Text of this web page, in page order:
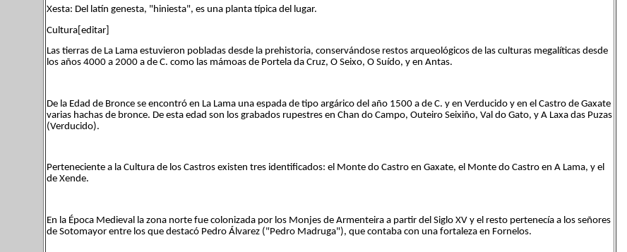
Xesta: Del latín genesta, "hiniesta", es una planta típica del lugar.
Cultura[editar]
Las tierras de La Lama estuvieron pobladas desde la prehistoria, conservándose restos arqueológicos de las culturas megalíticas desde
los años 4000 a 2000 a de C. como las mámoas de Portela da Cruz, O Seixo, O Suído, y en Antas.
De la Edad de Bronce se encontró en La Lama una espada de tipo argárico del año 1500 a de C. y en Verducido y en el Castro de Gaxate
varias hachas de bronce. De esta edad son los grabados rupestres en Chan do Campo, Outeiro Seixiño, Val do Gato, y A Laxa das Puzas
(Verducido).
Perteneciente a la Cultura de los Castros existen tres identificados: el Monte do Castro en Gaxate, el Monte do Castro en A Lama, y el
de Xende.
En la Época Medieval la zona norte fue colonizada por los Monjes de Armenteira a partir del Siglo XV y el resto pertenecía a los señores
de Sotomayor entre los que destacó Pedro Álvarez ("Pedro Madruga"), que contaba con una fortaleza en Fornelos.